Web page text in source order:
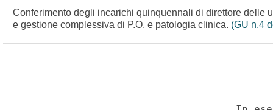
Conferimento degli incarichi quinquennali di direttore delle
e gestione complessiva di P.O. e patologia clinica. (GU n.4